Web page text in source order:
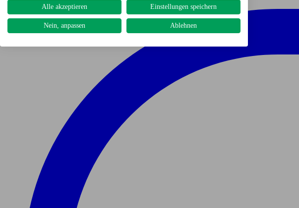
Alle akzeptieren Einstellungen speichern
Nein, anpassen Ablehnen